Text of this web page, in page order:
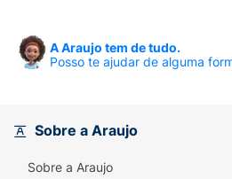
A Araujo tem de tudo.
Posso te ajudar de alguma
Sobre a Araujo
Sobre a Araujo